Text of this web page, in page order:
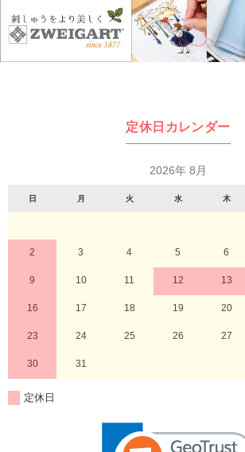
定休日カレンダー
2026年 8月
日 月 火 水 木
2 3 4 5 6
9 10 11 12 13
16 17 18 19 20
23 24 25 26 27
30 31
定休日